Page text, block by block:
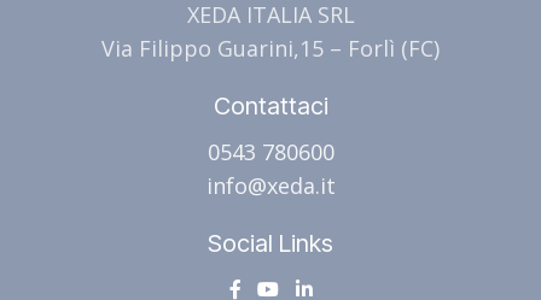
XEDA ITALIA SRL
Via Filippo Guarini,15 – Forlì (FC)
Contattaci
0543 780600
info@xeda.it
Social Links